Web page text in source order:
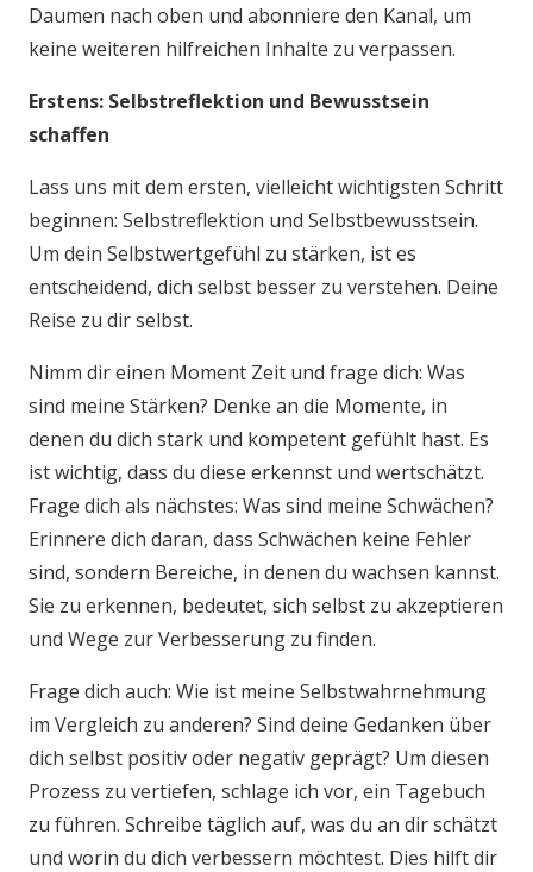
Daumen nach oben und abonniere den Kanal, um
keine weiteren hilfreichen Inhalte zu verpassen.
Erstens: Selbstreflektion und Bewusstsein
schaffen
Lass uns mit dem ersten, vielleicht wichtigsten Schritt
beginnen: Selbstreflektion und Selbstbewusstsein.
Um dein Selbstwertgefühl zu stärken, ist es
entscheidend, dich selbst besser zu verstehen. Deine
Reise zu dir selbst.
Nimm dir einen Moment Zeit und frage dich: Was
sind meine Stärken? Denke an die Momente, in
denen du dich stark und kompetent gefühlt hast. Es
ist wichtig, dass du diese erkennst und wertschätzt.
Frage dich als nächstes: Was sind meine Schwächen?
Erinnere dich daran, dass Schwächen keine Fehler
sind, sondern Bereiche, in denen du wachsen kannst.
Sie zu erkennen, bedeutet, sich selbst zu akzeptieren
und Wege zur Verbesserung zu finden.
Frage dich auch: Wie ist meine Selbstwahrnehmung
im Vergleich zu anderen? Sind deine Gedanken über
dich selbst positiv oder negativ geprägt? Um diesen
Prozess zu vertiefen, schlage ich vor, ein Tagebuch
zu führen. Schreibe täglich auf, was du an dir schätzt
und worin du dich verbessern möchtest. Dies hilft dir